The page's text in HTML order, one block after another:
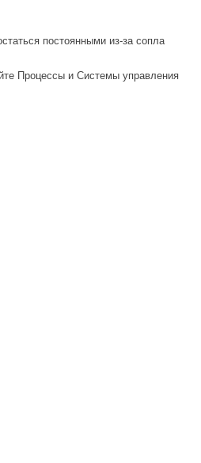
постоянными из-за сопла
Процессы и Системы управления